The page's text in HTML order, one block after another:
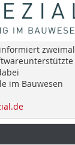
zweimal
im Bauwesen